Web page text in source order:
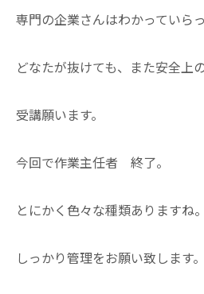
専門の企業さんはわかっていら
どなたが抜けても、また安全上
受講願います。
今回で作業主任者 終了。
とにかく色々な種類ありますね。
しっかり管理をお願い致します。